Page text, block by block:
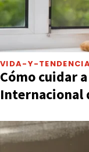
VIDA-Y-
Cómo cuidar
Internacional